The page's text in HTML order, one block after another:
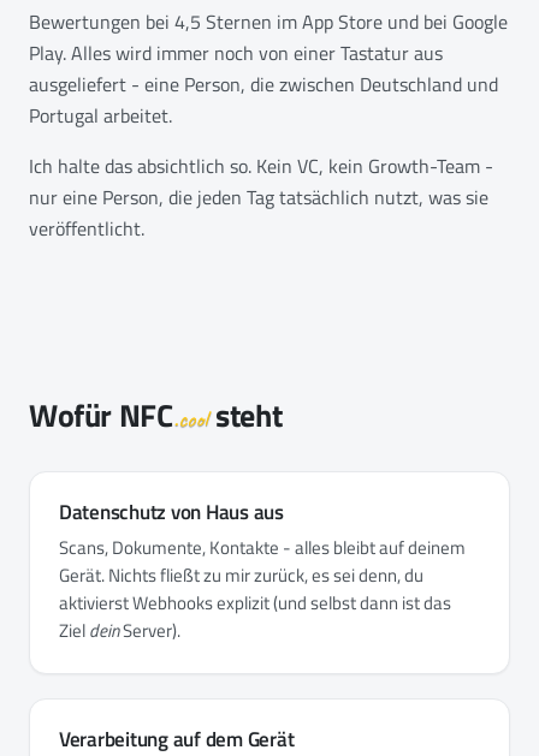
Bewertungen bei 4,5 Sternen im App Store und bei Google
Play. Alles wird immer noch von einer Tastatur aus
ausgeliefert - eine Person, die zwischen Deutschland und
Portugal arbeitet.
Ich halte das absichtlich so. Kein VC, kein Growth-Team -
nur eine Person, die jeden Tag tatsächlich nutzt, was sie
veröffentlicht.
Wofür NFC.coolsteht
Datenschutz von Haus aus
Scans, Dokumente, Kontakte - alles bleibt auf deinem
Gerät. Nichts fließt zu mir zurück, es sei denn, du
aktivierst Webhooks explizit (und selbst dann ist das
ZieldeinServer).
Verarbeitung auf dem Gerät